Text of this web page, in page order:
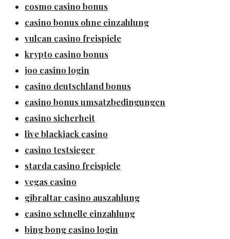
cosmo casino bonus
casino bonus ohne einzahlung
vulcan casino freispiele
krypto casino bonus
joo casino login
casino deutschland bonus
casino bonus umsatzbedingungen
casino sicherheit
live blackjack casino
casino testsieger
starda casino freispiele
vegas casino
gibraltar casino auszahlung
casino schnelle einzahlung
bing bong casino login